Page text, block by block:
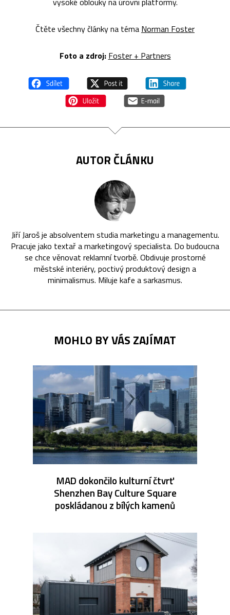
Čtěte všechny články na téma Norman Foster
Foto a zdroj: Foster + Partners
AUTOR ČLÁNKU
Jiří Jaroš je absolventem studia marketingu a managementu.
Pracuje jako textař a marketingový specialista. Do budoucna
se chce věnovat reklamní tvorbě. Obdivuje prostorné
městské interiéry, poctivý produktový design a
minimalismus. Miluje kafe a sarkasmus.
MOHLO BY VÁS ZAJÍMAT
MAD dokončilo kulturní čtvrť
Shenzhen Bay Culture Square
poskládanou z bílých kamenů